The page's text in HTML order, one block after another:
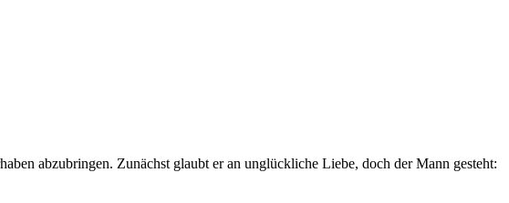
abzubringen. Zunächst glaubt er an unglückliche Liebe, doch der Mann gesteht: